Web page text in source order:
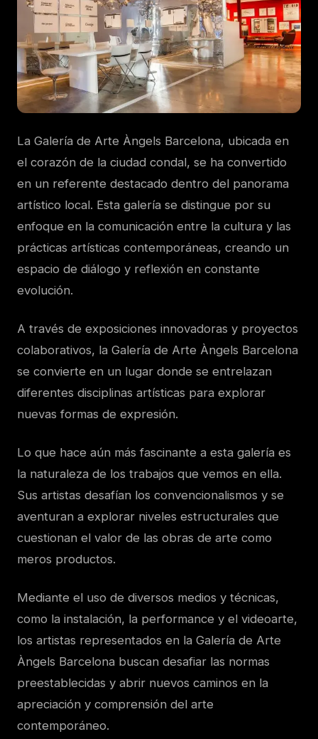
La Galería de Arte Àngels Barcelona, ubicada en
el corazón de la ciudad condal, se ha convertido
en un referente destacado dentro del panorama
artístico local. Esta galería se distingue por su
enfoque en la comunicación entre la cultura y las
prácticas artísticas contemporáneas, creando un
espacio de diálogo y reflexión en constante
evolución.
A través de exposiciones innovadoras y proyectos
colaborativos, la Galería de Arte Àngels Barcelona
se convierte en un lugar donde se entrelazan
diferentes disciplinas artísticas para explorar
nuevas formas de expresión.
Lo que hace aún más fascinante a esta galería es
la naturaleza de los trabajos que vemos en ella.
Sus artistas desafían los convencionalismos y se
aventuran a explorar niveles estructurales que
cuestionan el valor de las obras de arte como
meros productos.
Mediante el uso de diversos medios y técnicas,
como la instalación, la performance y el videoarte,
los artistas representados en la Galería de Arte
Àngels Barcelona buscan desafiar las normas
preestablecidas y abrir nuevos caminos en la
apreciación y comprensión del arte
contemporáneo.